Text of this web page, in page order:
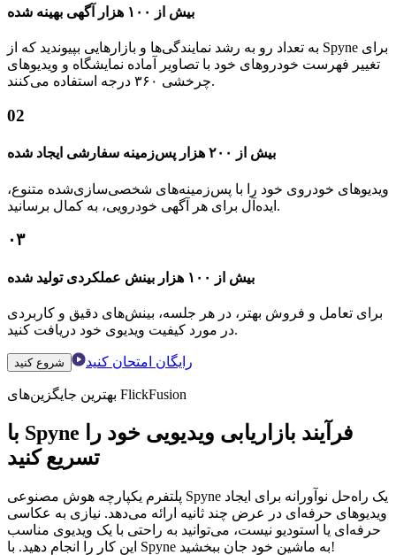
بیش از ۱۰۰ هزار آگهی بهینه شده
به تعداد رو به رشد نمایندگی‌ها و بازارهایی بپیوندید که از Spyne برای
تغییر فهرست خودروهای خود با تصاویر آماده نمایشگاه و ویدیوهای
چرخشی ۳۶۰ درجه استفاده می‌کنند.
02
بیش از ۲۰۰ هزار پس‌زمینه سفارشی ایجاد شده
ویدیوهای خودروی خود را با پس‌زمینه‌های شخصی‌سازی‌شده متنوع،
ایده‌آل برای هر آگهی خودرویی، به کمال برسانید.
۰۳
بیش از ۱۰۰ هزار بینش عملکردی تولید شده
برای تعامل و فروش بهتر، در هر جلسه، بینش‌های دقیق و کاربردی
در مورد کیفیت ویدیوی خود دریافت کنید.
شروع کنید رایگان امتحان کنید
بهترین جایگزین‌های FlickFusion
با Spyne فرآیند بازاریابی ویدیویی خود را
تسریع کنید
پلتفرم یکپارچه هوش مصنوعی Spyne یک راه‌حل نوآورانه برای ایجاد
ویدیوهای حرفه‌ای در عرض چند ثانیه ارائه می‌دهد. نیازی به عکاسی
حرفه‌ای یا استودیو نیست، می‌توانید به راحتی با یک ویدیوی مناسب
این کار را انجام دهید. با Spyne به ماشین خود جان ببخشید!